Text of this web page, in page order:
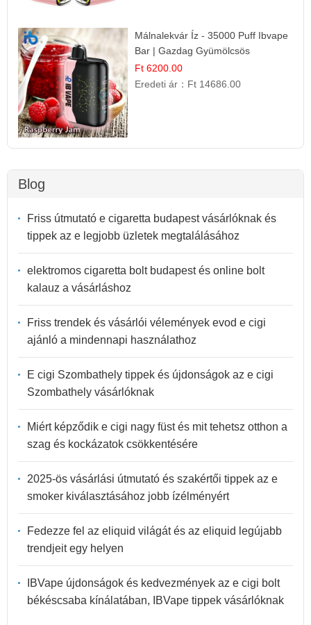
Málnalekvár Íz - 35000 Puff Ibvape
Bar | Gazdag Gyümölcsös
Ízélmény!
Ft 6200.00
Eredeti ár： Ft 14686.00
Blog
Friss útmutató e cigaretta budapest vásárlóknak és
tippek az e legjobb üzletek megtalálásához
elektromos cigaretta bolt budapest és online bolt
kalauz a vásárláshoz
Friss trendek és vásárlói vélemények evod e cigi
ajánló a mindennapi használathoz
E cigi Szombathely tippek és újdonságok az e cigi
Szombathely vásárlóknak
Miért képződik e cigi nagy füst és mit tehetsz otthon a
szag és kockázatok csökkentésére
2025-ös vásárlási útmutató és szakértői tippek az e
smoker kiválasztásához jobb ízélményért
Fedezze fel az eliquid világát és az eliquid legújabb
trendjeit egy helyen
IBVape újdonságok és kedvezmények az e cigi bolt
békéscsaba kínálatában, IBVape tippek vásárlóknak